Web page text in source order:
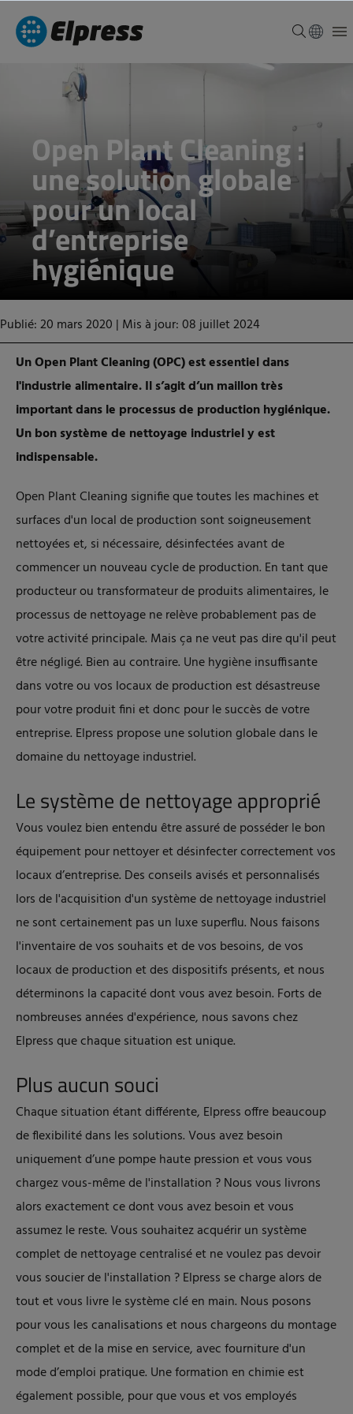
Open Plant Cleaning :
une solution globale
pour un local
d’entreprise
hygiénique
Publié: 20 mars 2020 | Mis à jour: 08 juillet 2024
Un Open Plant Cleaning (OPC) est essentiel dans
l'industrie alimentaire. Il s’agit d’un maillon très
important dans le processus de production hygiénique.
Un bon système de nettoyage industriel y est
indispensable.
Open Plant Cleaning signifie que toutes les machines et
surfaces d'un local de production sont soigneusement
nettoyées et, si nécessaire, désinfectées avant de
commencer un nouveau cycle de production. En tant que
producteur ou transformateur de produits alimentaires, le
processus de nettoyage ne relève probablement pas de
votre activité principale. Mais ça ne veut pas dire qu'il peut
être négligé. Bien au contraire. Une hygiène insuffisante
dans votre ou vos locaux de production est désastreuse
pour votre produit fini et donc pour le succès de votre
entreprise. Elpress propose une solution globale dans le
domaine du nettoyage industriel.
Le système de nettoyage approprié
Vous voulez bien entendu être assuré de posséder le bon
équipement pour nettoyer et désinfecter correctement vos
locaux d’entreprise. Des conseils avisés et personnalisés
lors de l'acquisition d'un système de nettoyage industriel
ne sont certainement pas un luxe superflu. Nous faisons
l'inventaire de vos souhaits et de vos besoins, de vos
locaux de production et des dispositifs présents, et nous
déterminons la capacité dont vous avez besoin. Forts de
nombreuses années d'expérience, nous savons chez
Elpress que chaque situation est unique.
Plus aucun souci
Chaque situation étant différente, Elpress offre beaucoup
de flexibilité dans les solutions. Vous avez besoin
uniquement d’une pompe haute pression et vous vous
chargez vous-même de l'installation ? Nous vous livrons
alors exactement ce dont vous avez besoin et vous
assumez le reste. Vous souhaitez acquérir un système
complet de nettoyage centralisé et ne voulez pas devoir
vous soucier de l'installation ? Elpress se charge alors de
tout et vous livre le système clé en main. Nous posons
pour vous les canalisations et nous chargeons du montage
complet et de la mise en service, avec fourniture d'un
mode d’emploi pratique. Une formation en chimie est
également possible, pour que vous et vos employés